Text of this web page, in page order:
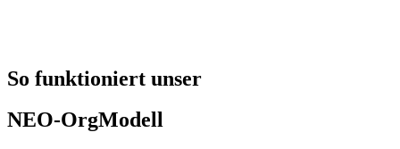
So funktioniert unser
NEO-OrgModell